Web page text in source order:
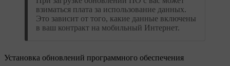
взиматься плата за использование данных.
Это зависит от того, какие данные включены
в ваш контракт на мобильный Интернет.
Установка обновлений программного обеспечения